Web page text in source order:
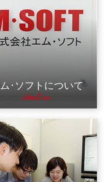
･ソフトについて
about us